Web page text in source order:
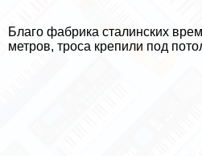
Благо фабрика сталинских
метров, троса крепили под